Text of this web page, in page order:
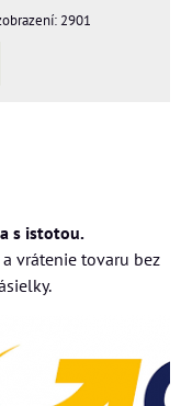
2901
s istotou.
vrátenie tovaru bez